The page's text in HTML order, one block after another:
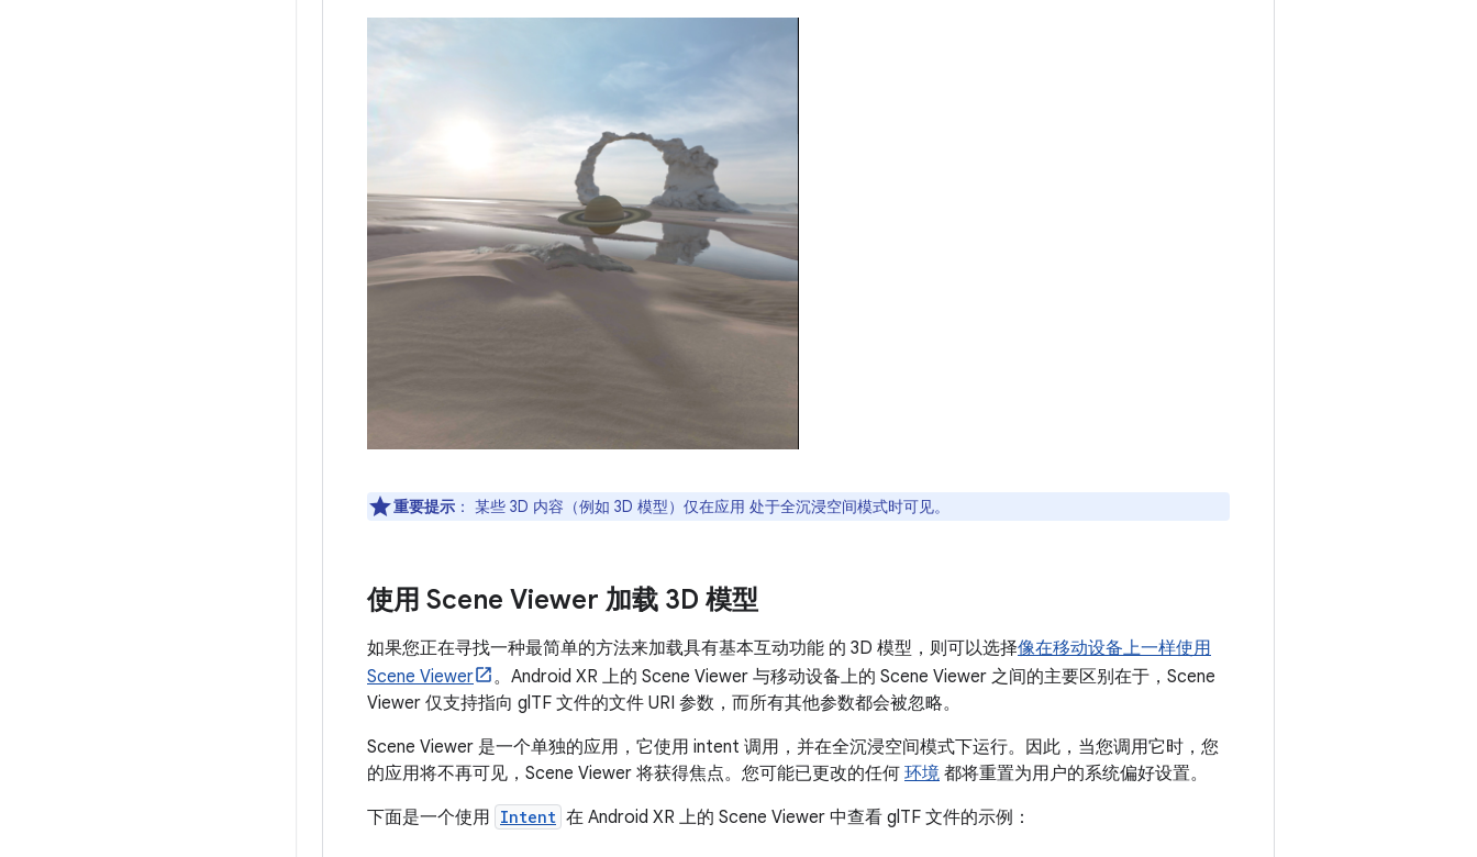
重要提示 ： 某些 3D 内容（例如 3D 模型）仅在应用 处于全沉浸空间模式时可见。
使用 Scene Viewer 加载 3D 模型
如果您正在寻找一种最简单的方法来加载具有基本互动功能 的 3D 模型，则可以选择像在移动设备上一样使用
Scene Viewer
。Android XR 上的 Scene Viewer 与移动设备上的 Scene Viewer 之间的主要区别在于，Scene
Viewer 仅支持指向 glTF 文件的文件 URI 参数，而所有其他参数都会被忽略。
Scene Viewer 是一个单独的应用，它使用 intent 调用，并在全沉浸空间模式下运行。因此，当您调用它时，您
的应用将不再可见，Scene Viewer 将获得焦点。您可能已更改的任何 环境 都将重置为用户的系统偏好设置。
下面是一个使用 Intent 在 Android XR 上的 Scene Viewer 中查看 glTF 文件的示例：